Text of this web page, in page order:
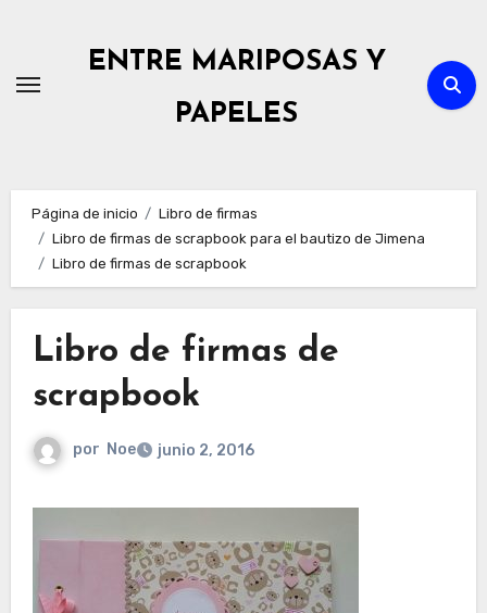
contenido
ENTRE MARIPOSAS Y
PAPELES
Página de inicio
Libro de firmas
Libro de firmas de scrapbook para el bautizo de Jimena
Libro de firmas de scrapbook
Libro de firmas de
scrapbook
por Noe junio 2, 2016